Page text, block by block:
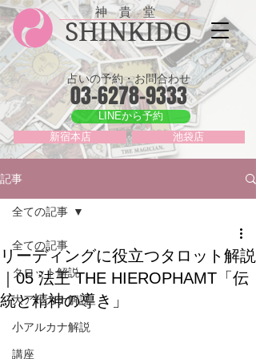
神 貴 堂
SHINKIDO
占いの予約・お問合わせ
03-6278-9333
LINEから予約
新宿本店 池袋店
記事
全ての記事
タロット解説
大アルカナ解説
小アルカナ解説
講座
全ての記事
リーディングに役立つタロット解説
｜05 法王 THE HIEROPHAMT「伝
統と精神の導き」